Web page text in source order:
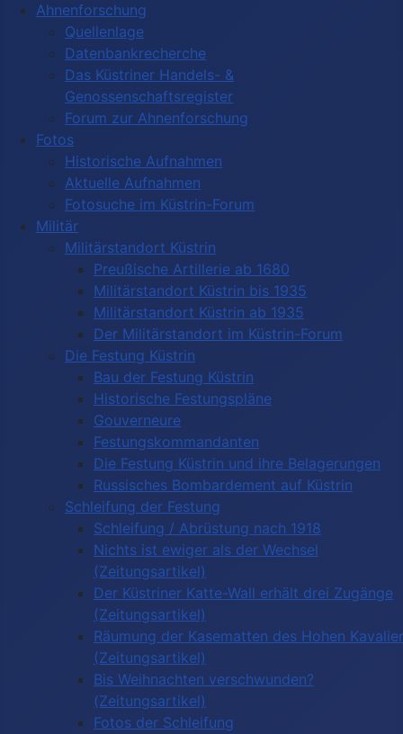
Ahnenforschung
Quellenlage
Datenbankrecherche
Das Küstriner Handels- &
Genossenschaftsregister
Forum zur Ahnenforschung
Fotos
Historische Aufnahmen
Aktuelle Aufnahmen
Fotosuche im Küstrin-Forum
Militär
Militärstandort Küstrin
Preußische Artillerie ab 1680
Militärstandort Küstrin bis 1935
Militärstandort Küstrin ab 1935
Der Militärstandort im Küstrin-Forum
Die Festung Küstrin
Bau der Festung Küstrin
Historische Festungspläne
Gouverneure
Festungskommandanten
Die Festung Küstrin und ihre Belagerungen
Russisches Bombardement auf Küstrin
Schleifung der Festung
Schleifung / Abrüstung nach 1918
Nichts ist ewiger als der Wechsel
(Zeitungsartikel)
Der Küstriner Katte-Wall erhält drei Zugänge
(Zeitungsartikel)
Räumung der Kasematten des Hohen
(Zeitungsartikel)
Bis Weihnachten verschwunden?
(Zeitungsartikel)
Fotos der Schleifung